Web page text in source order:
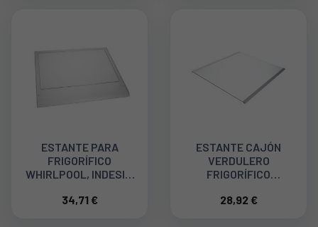
ESTANTE PARA
FRIGORÍFICO
WHIRLPOOL, INDESIT,
34,71 €
ESTANTE CAJÓN
VERDULERO
FRIGORÍFICO
481010667592
28,92 €